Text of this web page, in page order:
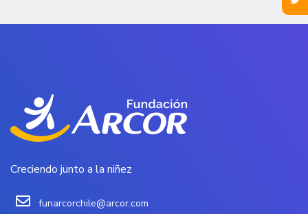
Creciendo junto a la niñez
funarcorchile@arcor.com